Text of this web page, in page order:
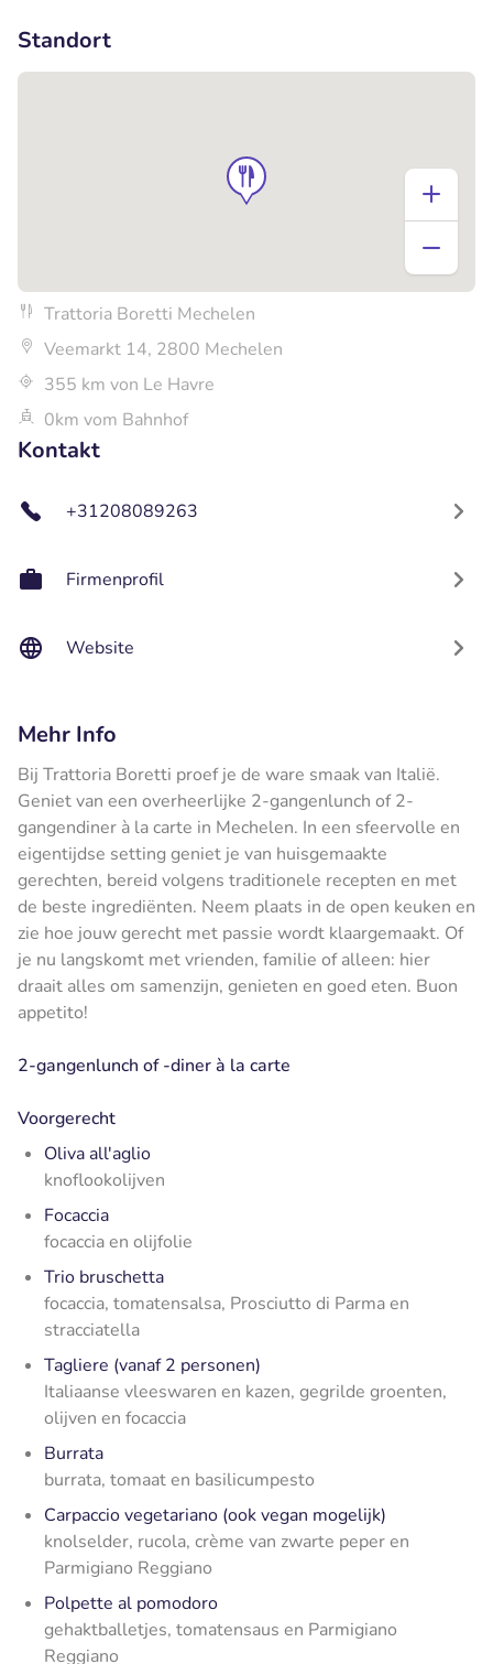
Standort
Trattoria Boretti Mechelen
Veemarkt 14, 2800 Mechelen
355 km von Le Havre
0km vom Bahnhof
Kontakt
+31208089263
Firmenprofil
Website
Mehr Info
Bij Trattoria Boretti proef je de ware smaak van Italië.
Geniet van een overheerlijke 2-gangenlunch of 2-
gangendiner à la carte in Mechelen. In een sfeervolle en
eigentijdse setting geniet je van huisgemaakte
gerechten, bereid volgens traditionele recepten en met
de beste ingrediënten. Neem plaats in de open keuken en
zie hoe jouw gerecht met passie wordt klaargemaakt. Of
je nu langskomt met vrienden, familie of alleen: hier
draait alles om samenzijn, genieten en goed eten. Buon
appetito!
2-gangenlunch of -diner à la carte
Voorgerecht
Oliva all'aglio
knoflookolijven
Focaccia
focaccia en olijfolie
Trio bruschetta
focaccia, tomatensalsa, Prosciutto di Parma en
stracciatella
Tagliere (vanaf 2 personen)
Italiaanse vleeswaren en kazen, gegrilde groenten,
olijven en focaccia
Burrata
burrata, tomaat en basilicumpesto
Carpaccio vegetariano (ook vegan mogelijk)
knolselder, rucola, crème van zwarte peper en
Parmigiano Reggiano
Polpette al pomodoro
gehaktballetjes, tomatensaus en Parmigiano
Reggiano